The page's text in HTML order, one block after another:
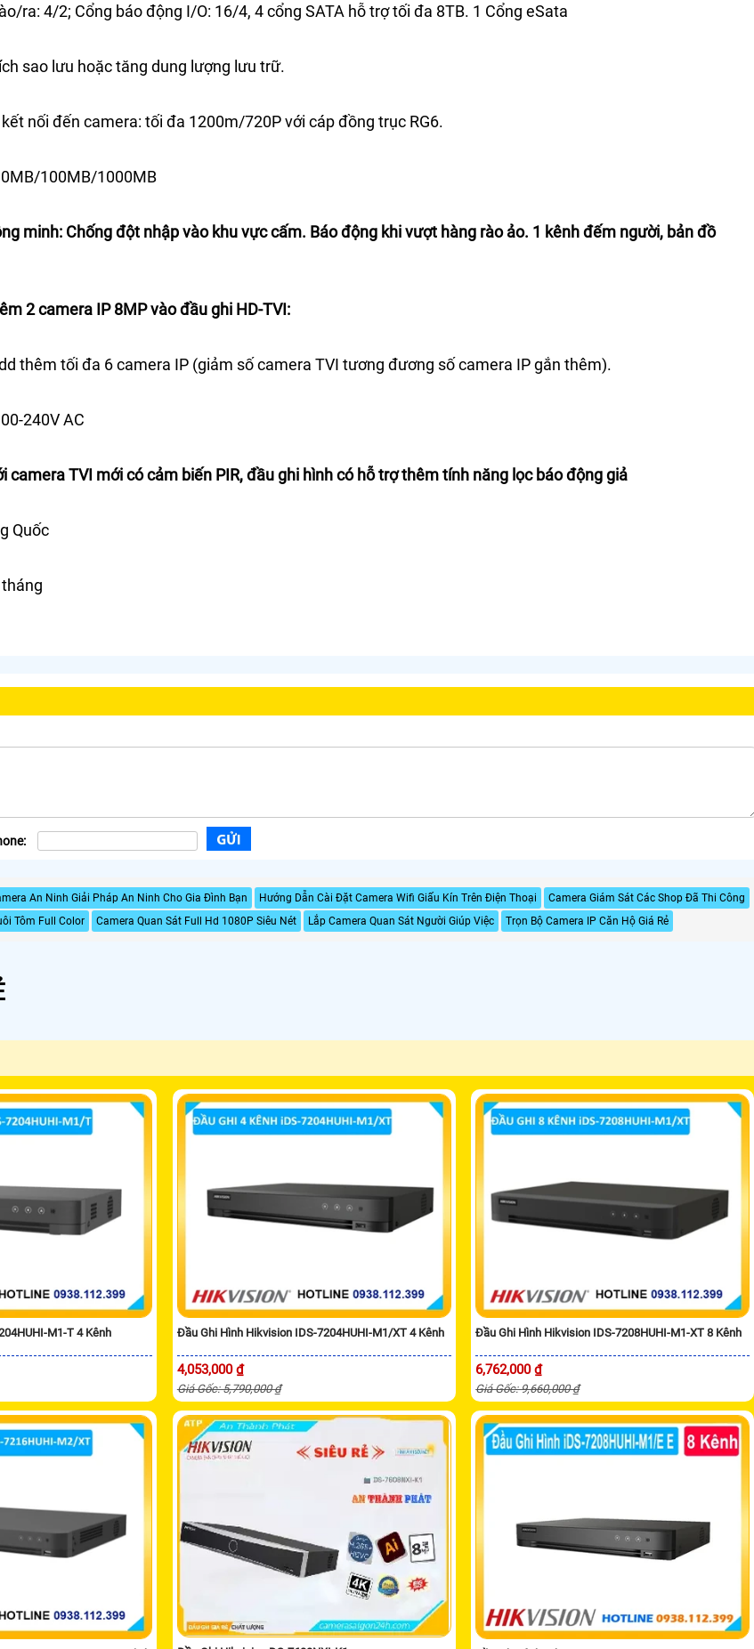
ra: 4/2; Cổng báo động I/O: 16/4, 4 cổng SATA hỗ trợ tối đa 8TB. 1 Cổng eSata
sao lưu hoặc tăng dung lượng lưu trữ.
nối đến camera: tối đa 1200m/720P với cáp đồng trục RG6.
100MB/1000MB
minh: Chống đột nhập vào khu vực cấm. Báo động khi vượt hàng rào ảo. 1 kênh đếm người, bản đồ
2 camera IP 8MP vào đầu ghi HD-TVI:
thêm tối đa 6 camera IP (giảm số camera TVI tương đương số camera IP gắn thêm).
240V AC
camera TVI mới có cảm biến PIR, đầu ghi hình có hỗ trợ thêm tính năng lọc báo động giả
Quốc
An Ninh Giải Pháp An Ninh Cho Gia Đình Bạn Hướng Dẫn Cài Đặt Camera Wifi Giấu Kín Trên Điện Thoại
Camera Giám Sát Các Shop Đã Thi Công
Tôm Full Color Camera Quan Sát Full Hd 1080P Siêu Nét Lắp Camera Quan Sát Người Giúp Việc Trọn Bộ Camera IP Căn Hộ Giá Rẻ
M1-T 4 Kênh Đầu Ghi Hình Hikvision IDS-7204HUHI-M1/XT 4 Kênh
4,053,000 ₫
Giá Gốc: 5,790,000 ₫
Đầu Ghi Hình Hikvision IDS-7208HUHI-M1-XT 8 Kênh
6,762,000 ₫
Giá Gốc: 9,660,000 ₫